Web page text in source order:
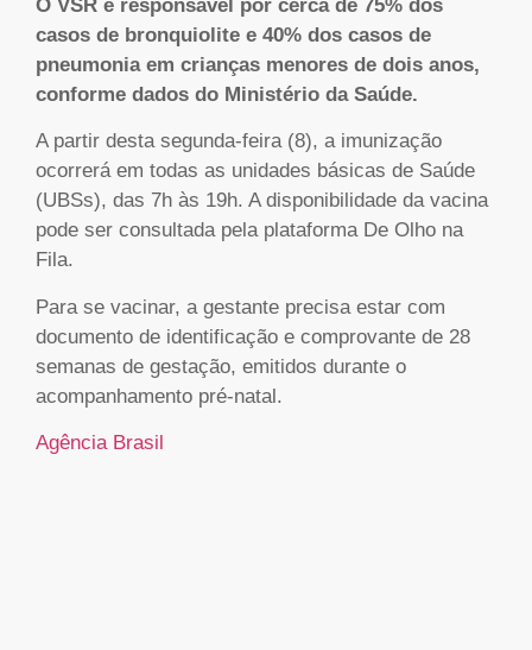
O VSR é responsável por cerca de 75% dos
casos de bronquiolite e 40% dos casos de
pneumonia em crianças menores de dois anos,
conforme dados do Ministério da Saúde.
A partir desta segunda-feira (8), a imunização
ocorrerá em todas as unidades básicas de Saúde
(UBSs), das 7h às 19h. A disponibilidade da vacina
pode ser consultada pela plataforma De Olho na
Fila.
Para se vacinar, a gestante precisa estar com
documento de identificação e comprovante de 28
semanas de gestação, emitidos durante o
acompanhamento pré-natal.
Agência Brasil